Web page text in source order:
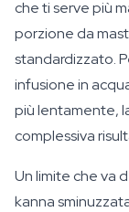
che ti serve più
porzione da
standardizzato.
infusione in
più lentamente,
complessiva
Un limite che va
kanna